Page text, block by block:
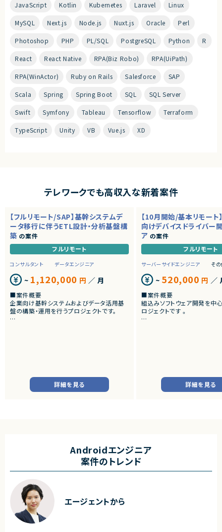
JavaScript Kotlin Kubernetes Laravel Linux
MySQL Next.js Node.js Nuxt.js Oracle Perl
Photoshop PHP PL/SQL PostgreSQL Python R
React React Native RPA(Biz Robo) RPA(UiPath)
RPA(WinActor) Ruby on Rails Salesforce SAP
Scala Spring Spring Boot SQL SQL Server
Swift Symfony Tableau Tensorflow Terraform
TypeScript Unity VB Vue.js XD
テレワークでも高収入な新着案件
【フルリモート/SAP】基幹システムデ
ータ移行に伴うETL設計・分析基盤構
築 の案件
フルリモート
コンサルタント データエンジニア
~ 1,120,000 円 ／ 月
■案件概要
企業向け基幹システムおよびデータ活用基
盤の構築・運用を行うプロジェクトです。
■業務内容
・SAP BWの既存データモデルおよび帳票出
び帳票出力基盤の構築
・各種データ検証、テスト対応
・周辺システムとのデータ連携設計および実
装支援
■その他補足
・フルリモート勤務 （初日のみ目黒へ出社）
詳細を見る
【10月開始/基本リモート
向けデバイスドライバー
ア の案件
フルリモート
サーバーサイドエンジニア そ
~ 520,000 円 ／
■案件概要
組込みソフトウェア開発を中
ロジェクトです 。
バーの開発
・ソフトウェア評価および不
■募集背景
・開発体制強化に伴う増員募
■担当工程
詳細を見る
Androidエンジニア
案件のトレンド
エージェントから